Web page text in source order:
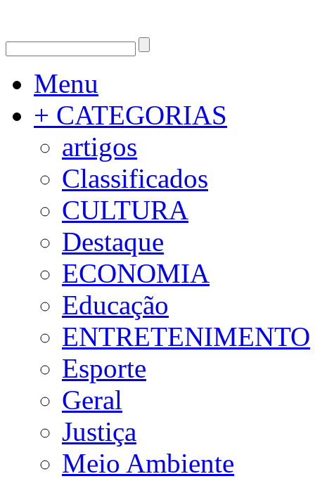
Menu
+ CATEGORIAS
artigos
Classificados
CULTURA
Destaque
ECONOMIA
Educação
ENTRETENIMENTO
Esporte
Geral
Justiça
Meio Ambiente